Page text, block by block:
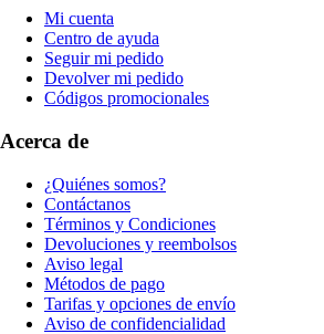
Mi cuenta
Centro de ayuda
Seguir mi pedido
Devolver mi pedido
Códigos promocionales
Acerca de
¿Quiénes somos?
Contáctanos
Términos y Condiciones
Devoluciones y reembolsos
Aviso legal
Métodos de pago
Tarifas y opciones de envío
Aviso de confidencialidad